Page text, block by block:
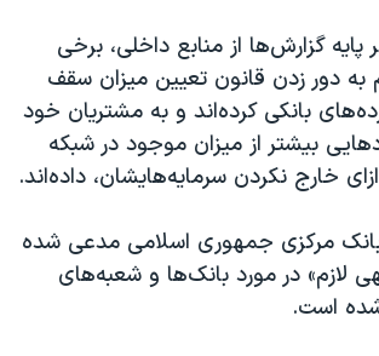
پایه گزارش‌ها از منابع داخلی، برخی
به دور زدن قانون تعیین میزان سقف
بانکی کرده‌اند و به مشتریان خود
بیشتر از میزان موجود در شبکه
خارج نکردن سرمایه‌هایشان، داده‌اند.
بانک مرکزی جمهوری اسلامی مدعی شده
لازم» در مورد بانک‌ها و شعبه‌های
است.